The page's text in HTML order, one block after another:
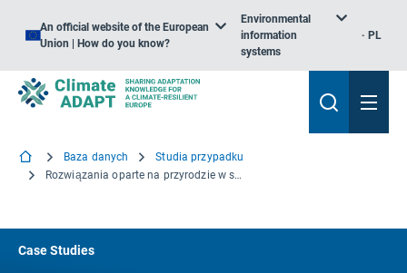
An official website of the European
Union | How do you know?
Environmental
information
systems
PL
Baza danych
Studia przypadku
Rozwiązania oparte na przyrodzie w szkołach: zielony sposób przystosowania budynków do zmiany klimatu w Solana de los Barros, Estremadura (Hiszpania)
Case Studies